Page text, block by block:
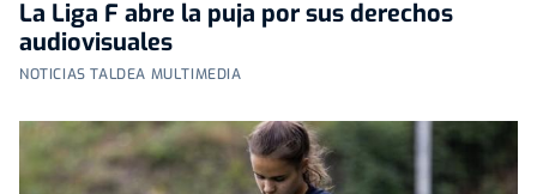
La Liga F abre la puja por sus derechos
audiovisuales
NOTICIAS TALDEA MULTIMEDIA